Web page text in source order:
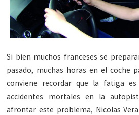
Si bien muchos franceses se
pasado, muchas horas en el coche
conviene recordar que la fatiga
accidentes mortales en la
afrontar este problema, Nicolas